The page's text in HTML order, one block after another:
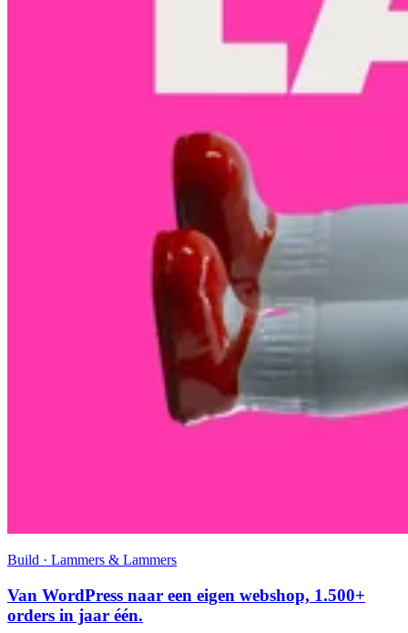
Build · Lammers & Lammers
Van WordPress naar een eigen webshop, 1.500+
orders in jaar één.